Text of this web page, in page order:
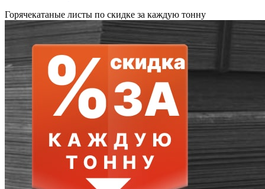
Горячекатаные листы по скидке за каждую тонну